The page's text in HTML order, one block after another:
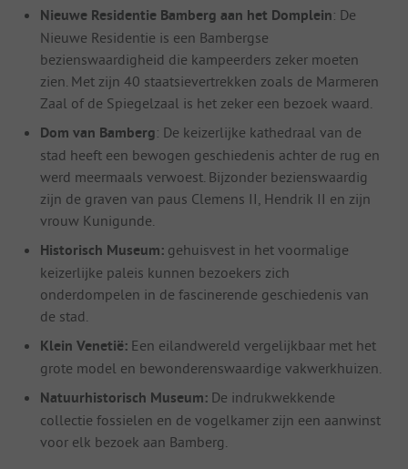
Nieuwe Residentie Bamberg aan het Domplein: De
Nieuwe Residentie is een Bambergse
bezienswaardigheid die kampeerders zeker moeten
zien. Met zijn 40 staatsievertrekken zoals de Marmeren
Zaal of de Spiegelzaal is het zeker een bezoek waard.
Dom van Bamberg: De keizerlijke kathedraal van de
stad heeft een bewogen geschiedenis achter de rug en
werd meermaals verwoest. Bijzonder bezienswaardig
zijn de graven van paus Clemens II, Hendrik II en zijn
vrouw Kunigunde.
Historisch Museum: gehuisvest in het voormalige
keizerlijke paleis kunnen bezoekers zich
onderdompelen in de fascinerende geschiedenis van
de stad.
Klein Venetië: Een eilandwereld vergelijkbaar met het
grote model en bewonderenswaardige vakwerkhuizen.
Natuurhistorisch Museum: De indrukwekkende
collectie fossielen en de vogelkamer zijn een aanwinst
voor elk bezoek aan Bamberg.